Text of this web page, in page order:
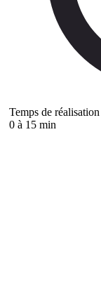
Temps de réalisation
0 à 15 min